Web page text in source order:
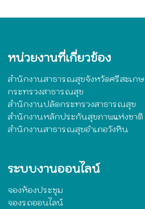
หน่วยงานที่เกี่ยวข้อง
สำนักงานสาธารณสุขจังหวัดศรีสะเกษ
กระทรวงสาธารณสุข
สำนักงานปลัดกระทรวงสาธารณสุข
สำนักงานหลักประกันสุขภาพแห่งชาติ
สำนักงานสาธารณสุขอำเภอวังหิน
ระบบงานออนไลน์
จองห้องประชุม
จองรถออนไลน์